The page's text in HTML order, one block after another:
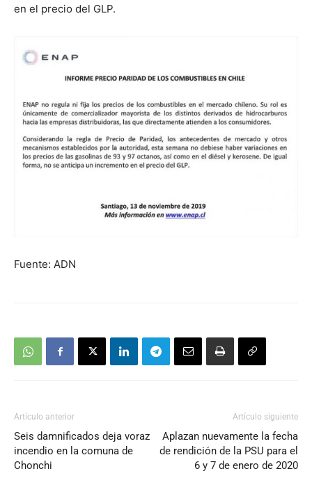
en el precio del GLP.
Fuente: ADN
Artículo anterior
Seis damnificados deja voraz
incendio en la comuna de
Chonchi
Artículo siguiente
Aplazan nuevamente la fecha
de rendición de la PSU para el
6 y 7 de enero de 2020